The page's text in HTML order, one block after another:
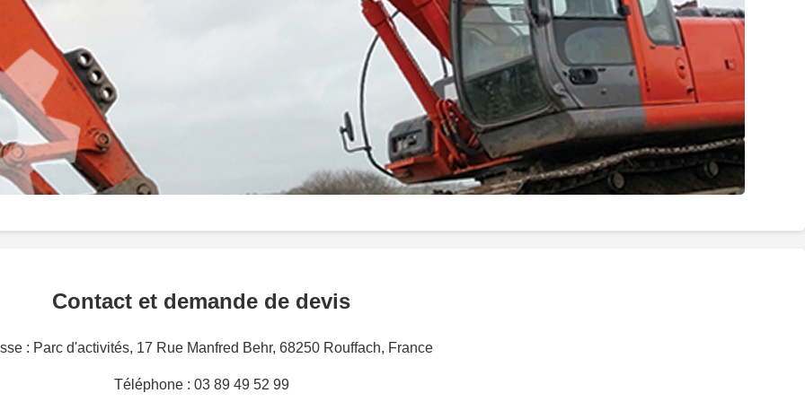
Contact et demande de devis
: Parc d'activités, 17 Rue Manfred Behr, 68250 Rouffach, France
Téléphone : 03 89 49 52 99